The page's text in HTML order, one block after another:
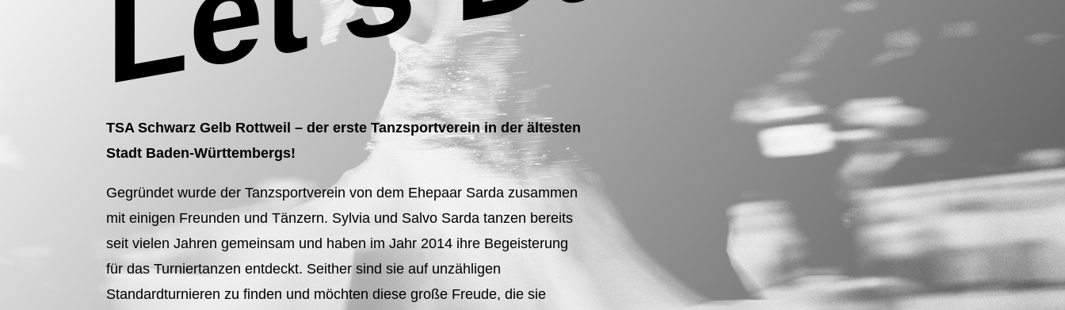
TSA Schwarz Gelb Rottweil – der erste Tanzsportverein in der ältesten
Stadt Baden-Württembergs!
Gegründet wurde der Tanzsportverein von dem Ehepaar Sarda zusammen
mit einigen Freunden und Tänzern. Sylvia und Salvo Sarda tanzen bereits
seit vielen Jahren gemeinsam und haben im Jahr 2014 ihre Begeisterung
für das Turniertanzen entdeckt. Seither sind sie auf unzähligen
Standardturnieren zu finden und möchten diese große Freude, die sie